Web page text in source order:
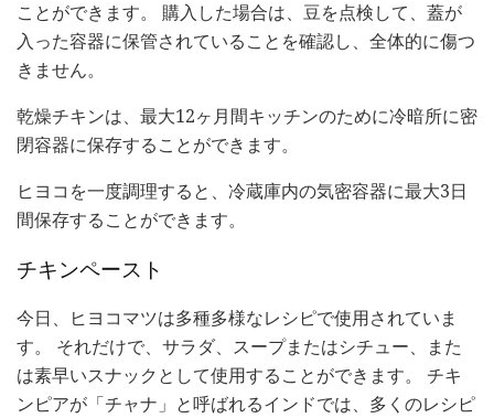
ことができます。 購入した場合は、豆を点検して、蓋が
入った容器に保管されていることを確認し、全体的に傷つ
きません。
乾燥チキンは、最大12ヶ月間キッチンのために冷暗所に密
閉容器に保存することができます。
ヒヨコを一度調理すると、冷蔵庫内の気密容器に最大3日
間保存することができます。
チキンペースト
今日、ヒヨコマツは多種多様なレシピで使用されていま
す。 それだけで、サラダ、スープまたはシチュー、また
は素早いスナックとして使用することができます。 チキ
ンピアが「チャナ」と呼ばれるインドでは、多くのレシピ